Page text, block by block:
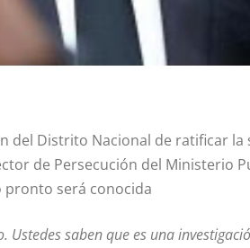
del Distrito Nacional de ratificar
de Persecución del Ministerio
pronto será conocida
Ustedes saben que es una